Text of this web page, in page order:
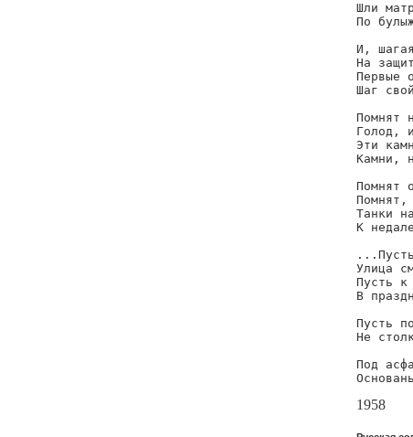
Шли
По
И,
На
Первые
Шаг
Помнят
Голод,
Эти
Камни,
Помнят
Помнят,
Танки
К
Улица
Пусть к
В
Пусть
Не
Под
1958